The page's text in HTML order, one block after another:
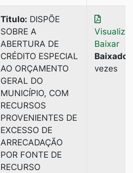
Titulo: DISPÕE
SOBRE A
ABERTURA DE
CRÉDITO ESPECIAL
AO ORÇAMENTO
GERAL DO
MUNICÍPIO, COM
RECURSOS
PROVENIENTES DE
EXCESSO DE
ARRECADAÇÃO
POR FONTE DE
RECURSO
Baixar
Baixado:
vezes